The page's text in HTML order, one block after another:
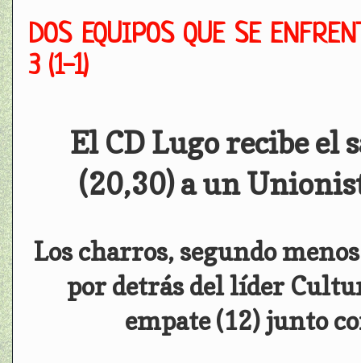
DOS EQUIPOS QUE SE
3 (1-1)
El CD Lugo recibe el
(20,30) a un
Los charros, segundo
por detrás del líder
empate (12) junto